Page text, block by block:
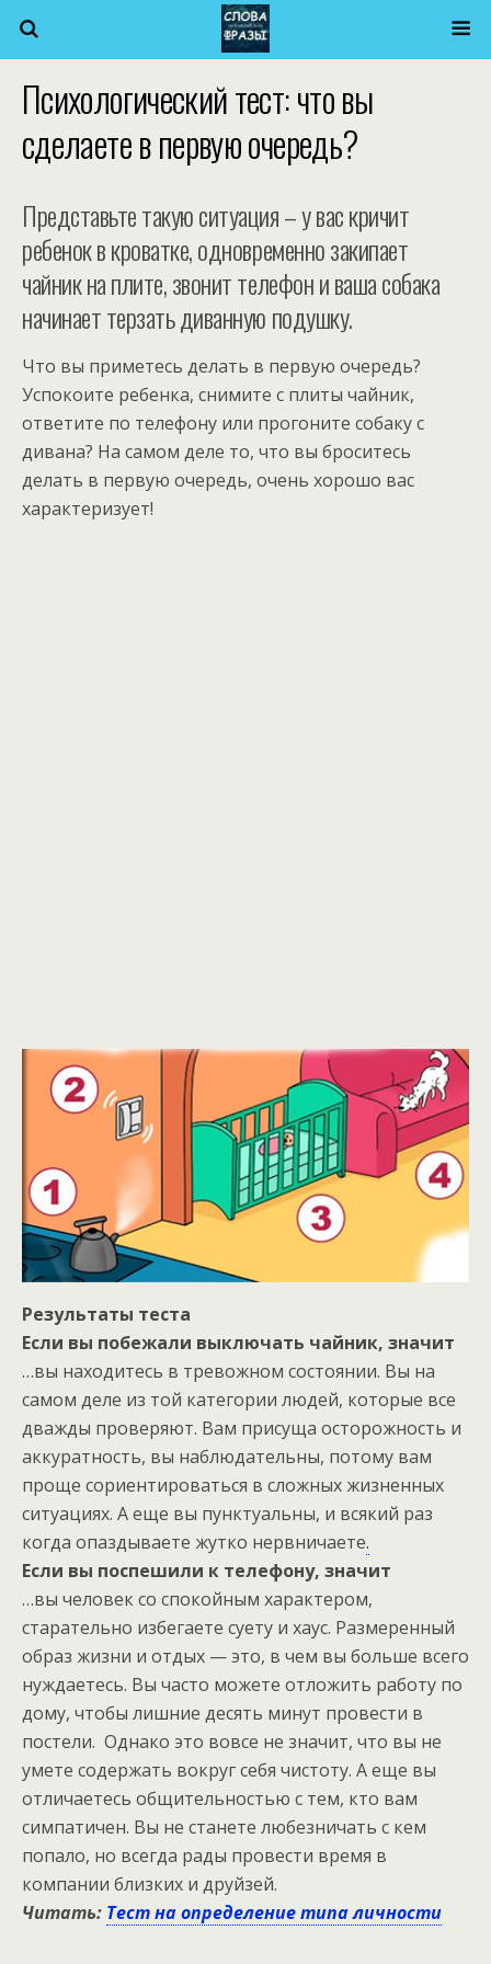
Психологический тест: что вы
сделаете в первую очередь?
Представьте такую ситуация – у вас кричит
ребенок в кроватке, одновременно закипает
чайник на плите, звонит телефон и ваша собака
начинает терзать диванную подушку.
Что вы приметесь делать в первую очередь?
Успокоите ребенка, снимите с плиты чайник,
ответите по телефону или прогоните собаку с
дивана? На самом деле то, что вы броситесь
делать в первую очередь, очень хорошо вас
характеризует!
Результаты теста
Если вы побежали выключать чайник, значит
…вы находитесь в тревожном состоянии. Вы на
самом деле из той категории людей, которые все
дважды проверяют. Вам присуща осторожность и
аккуратность, вы наблюдательны, потому вам
проще сориентироваться в сложных жизненных
ситуациях. А еще вы пунктуальны, и всякий раз
когда опаздываете жутко нервничаете.
Если вы поспешили к телефону, значит
…вы человек со спокойным характером,
старательно избегаете суету и хаус. Размеренный
образ жизни и отдых — это, в чем вы больше всего
нуждаетесь. Вы часто можете отложить работу по
дому, чтобы лишние десять минут провести в
постели. Однако это вовсе не значит, что вы не
умете содержать вокруг себя чистоту. А еще вы
отличаетесь общительностью с тем, кто вам
симпатичен. Вы не станете любезничать с кем
попало, но всегда рады провести время в
компании близких и друйзей.
Читать: Тест на определение типа личности